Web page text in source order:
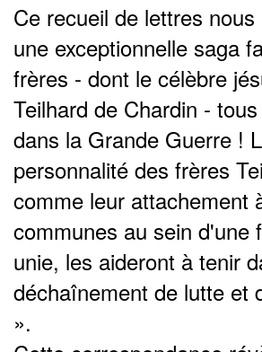
Ce recueil de lettres
une exceptionnelle saga
frères - dont le célèbre
Teilhard de Chardin -
dans la Grande Guerre !
personnalité des frères
comme leur attachement
communes au sein d'une
unie, les aideront à tenir
déchaînement de lutte et
».